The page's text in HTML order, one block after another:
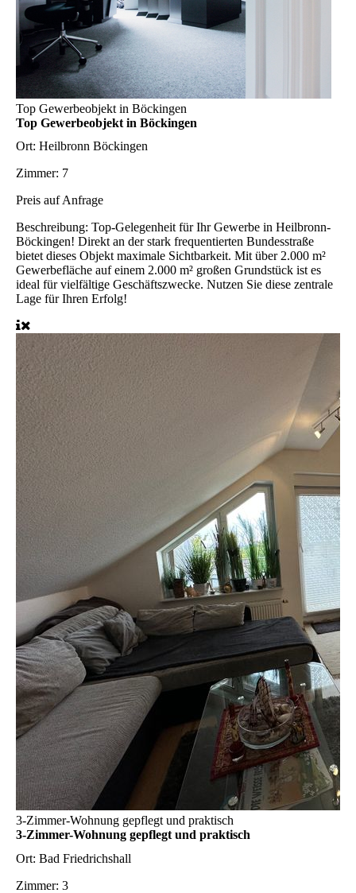
Top Gewerbeobjekt in Böckingen
Top Gewerbeobjekt in Böckingen
Ort: Heilbronn Böckingen
Zimmer: 7
Preis auf Anfrage
Beschreibung: Top-Gelegenheit für Ihr Gewerbe in Heilbronn-
Böckingen! Direkt an der stark frequentierten Bundesstraße
bietet dieses Objekt maximale Sichtbarkeit. Mit über 2.000 m²
Gewerbefläche auf einem 2.000 m² großen Grundstück ist es
ideal für vielfältige Geschäftszwecke. Nutzen Sie diese zentrale
Lage für Ihren Erfolg!
3-Zimmer-Wohnung gepflegt und praktisch
3-Zimmer-Wohnung gepflegt und praktisch
Ort: Bad Friedrichshall
Zimmer: 3